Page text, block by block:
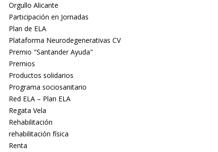
Orgullo Alicante
Participación en Jornadas
Plan de ELA
Plataforma Neurodegenerativas CV
Premio "Santander Ayuda"
Premios
Productos solidarios
Programa sociosanitario
Red ELA – Plan ELA
Regata Vela
Rehabilitación
rehabilitación física
Renta